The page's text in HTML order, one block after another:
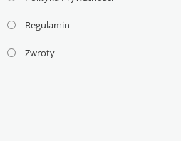
Regulamin
Zwroty